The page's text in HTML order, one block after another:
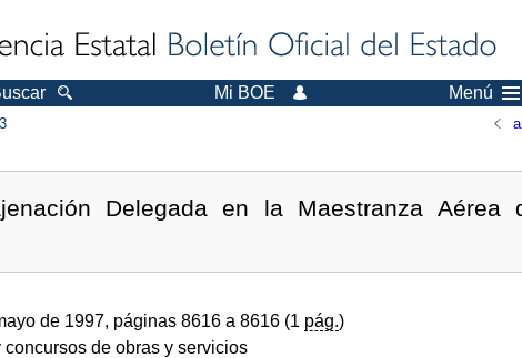
Mi BOE Menú
Delegada en la Maestranza Aérea
de 1997, páginas 8616 a 8616 (1 pág.)
concursos de obras y servicios